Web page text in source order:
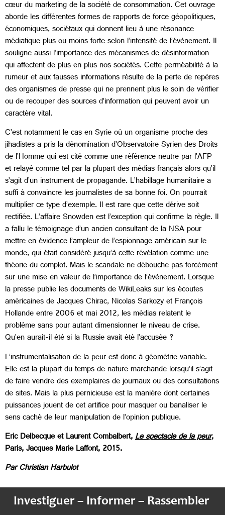
cœur du marketing de la société de consommation. Cet ouvrage
aborde les différentes formes de rapports de force géopolitiques,
économiques, sociétaux qui donnent lieu à une résonance
médiatique plus ou moins forte selon l’intensité de l’évènement. Il
souligne aussi l’importance des mécanismes de désinformation
qui affectent de plus en plus nos sociétés. Cette perméabilité à la
rumeur et aux fausses informations résulte de la perte de repères
des organismes de presse qui ne prennent plus le soin de vérifier
ou de recouper des sources d’information qui peuvent avoir un
caractère vital.
C’est notamment le cas en Syrie où un organisme proche des
jihadistes a pris la dénomination d’Observatoire Syrien des Droits
de l’Homme qui est cité comme une référence neutre par l’AFP
et relayé comme tel par la plupart des médias français alors qu’il
s’agit d’un instrument de propagande. L’habillage humanitaire a
suffi à convaincre les journalistes de sa bonne foi. On pourrait
multiplier ce type d’exemple. Il est rare que cette dérive soit
rectifiée. L’affaire Snowden est l’exception qui confirme la règle. Il
a fallu le témoignage d’un ancien consultant de la NSA pour
mettre en évidence l’ampleur de l’espionnage américain sur le
monde, qui était considéré jusqu’à cette révélation comme une
théorie du complot. Mais le scandale ne débouche pas forcément
sur une mise en valeur de l’importance de l’évènement. Lorsque
la presse publie les documents de WikiLeaks sur les écoutes
américaines de Jacques Chirac, Nicolas Sarkozy et François
Hollande entre 2006 et mai 2012, les médias relatent le
problème sans pour autant dimensionner le niveau de crise.
Qu’en aurait-il été si la Russie avait été l’accusée ?
L’instrumentalisation de la peur est donc à géométrie variable.
Elle est la plupart du temps de nature marchande lorsqu’il s’agit
de faire vendre des exemplaires de journaux ou des consultations
de sites. Mais la plus pernicieuse est la manière dont certaines
puissances jouent de cet artifice pour masquer ou banaliser le
sens caché de leur manipulation de l’opinion publique.
Eric Delbecque et Laurent Combalbert,Le spectacle de la peur,
Paris, Jacques Marie Laffont, 2015.
Par Christian Harbulot
Investiguer – Informer – Rassembler